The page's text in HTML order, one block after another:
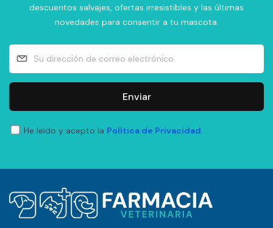
descuentos salvajes, ofertas irresistibles y las últimas
novedades para consentir a tu mascota.
Enviar
He leído y acepto la Política de Privacidad.